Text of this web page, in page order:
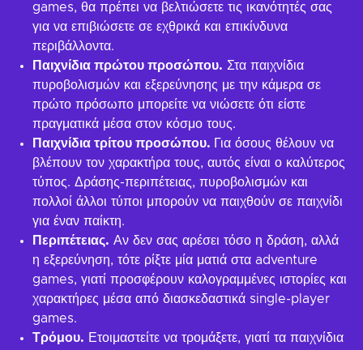
games, θα πρέπει να βελτιώσετε τις ικανότητές σας
για να επιβιώσετε σε εχθρικά και επικίνδυνα
περιβάλλοντα.
Παιχνίδια πρώτου προσώπου. Στα παιχνίδια
πυροβολισμών και εξερεύνησης με την κάμερα σε
πρώτο πρόσωπο μπορείτε να νιώσετε ότι είστε
πραγματικά μέσα στον κόσμο τους.
Παιχνίδια τρίτου προσώπου. Για όσους θέλουν να
βλέπουν τον χαρακτήρα τους, αυτός είναι ο καλύτερος
τύπος. Δράσης-περιπέτειας, πυροβολισμών και
πολλοί άλλοι τύποι μπορούν να παιχθούν σε παιχνίδι
για έναν παίκτη.
Περιπέτειας. Αν δεν σας αρέσει τόσο η δράση, αλλά
η εξερεύνηση, τότε ρίξτε μία ματιά στα adventure
games, γιατί προσφέρουν καλογραμμένες ιστορίες και
χαρακτήρες μέσα από διασκεδαστικά single-player
games.
Τρόμου. Ετοιμαστείτε να τρομάξετε, γιατί τα παιχνίδια